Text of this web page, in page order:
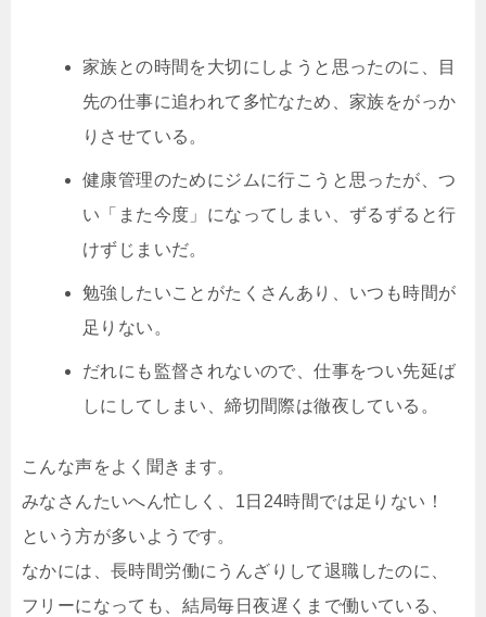
家族との時間を大切にしようと思ったのに、目
先の仕事に追われて多忙なため、家族をがっか
りさせている。
健康管理のためにジムに行こうと思ったが、つ
い「また今度」になってしまい、ずるずると行
けずじまいだ。
勉強したいことがたくさんあり、いつも時間が
足りない。
だれにも監督されないので、仕事をつい先延ば
しにしてしまい、締切間際は徹夜している。
こんな声をよく聞きます。
みなさんたいへん忙しく、1日24時間では足りない！
という方が多いようです。
なかには、長時間労働にうんざりして退職したのに、
フリーになっても、結局毎日夜遅くまで働いている、